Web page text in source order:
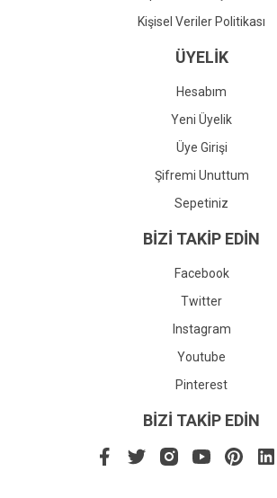
Kişisel Veriler Politikası
ÜYELİK
Hesabım
Yeni Üyelik
Üye Girişi
Şifremi Unuttum
Sepetiniz
BİZİ TAKİP EDİN
Facebook
Twitter
Instagram
Youtube
Pinterest
BİZİ TAKİP EDİN